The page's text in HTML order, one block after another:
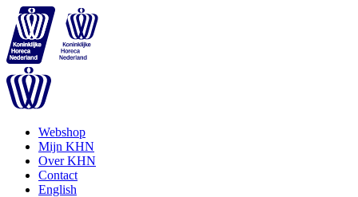
Webshop
Mijn KHN
Over KHN
Contact
English